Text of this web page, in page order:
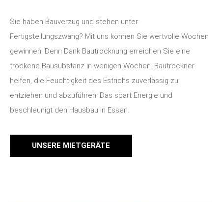
Sie haben Bauverzug und stehen unter
Fertigstellungszwang? Mit uns können Sie wertvolle Wochen
gewinnen. Denn Dank Bautrocknung erreichen Sie eine
trockene Bausubstanz in wenigen Wochen. Bautrockner
helfen, die Feuchtigkeit des Estrichs zuverlässig zu
entziehen und abzuführen. Das spart Energie und
beschleunigt den Hausbau in Essen.
UNSERE MIETGERÄTE